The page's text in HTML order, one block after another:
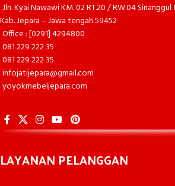
Jln. Kyai Nawawi KM. 02 RT.20 / RW.04
Kab. Jepara – Jawa tengah 59452
Office : [0291] 4294800
081 229 222 35
081 229 222 35
infojatijepara@gmail.com
yoyokmebeljepara.com
LAYANAN PELANGGAN